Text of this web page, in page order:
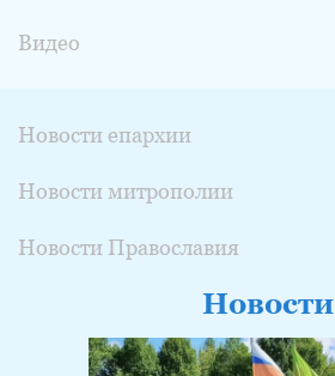
Видео
Новости епархии
Новости митрополии
Новости Православия
Новости